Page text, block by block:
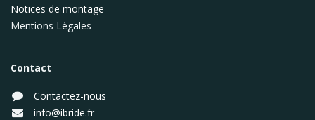
Notices de montage
Mentions Légales
Contact
Contactez-nous
info@ibride.fr